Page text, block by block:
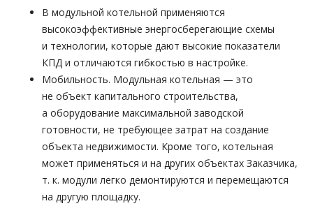
В модульной котельной применяются
высокоэффективные энергосберегающие схемы
и технологии, которые дают высокие показатели
КПД и отличаются гибкостью в настройке.
Мобильность. Модульная котельная — это
не объект капитального строительства,
а оборудование максимальной заводской
готовности, не требующее затрат на создание
объекта недвижимости. Кроме того, котельная
может применяться и на других объектах Заказчика,
т. к. модули легко демонтируются и перемещаются
на другую площадку.